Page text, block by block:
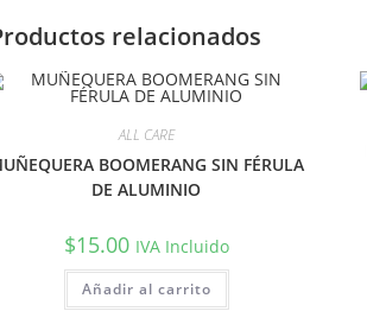
relacionados
ALL CARE
BOOMERANG SIN FÉRULA
DE ALUMINIO
$15.00 IVA Incluido
Añadir al carrito